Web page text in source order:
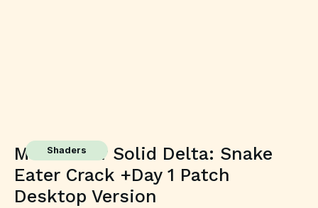
Shaders
Metal Gear Solid Delta: Snake
Eater Crack +Day 1 Patch
Desktop Version